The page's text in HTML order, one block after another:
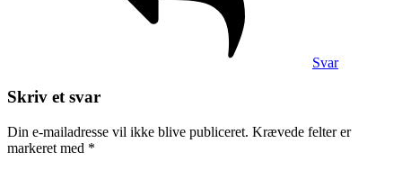
Svar
Skriv et svar
Din e-mailadresse vil ikke blive publiceret. Krævede felter er
markeret med *